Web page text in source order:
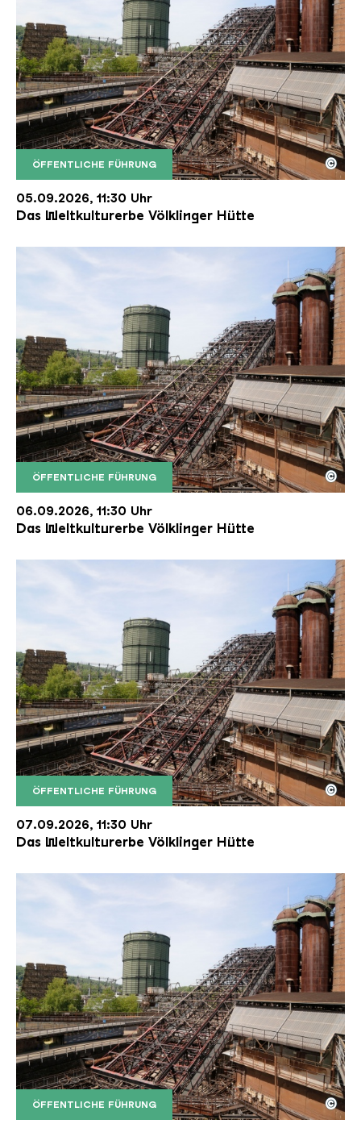
ÖFFENTLICHE FÜHRUNG
Der Erzschrägaufzug der Völklinger Hütte mit
Copyright: Weltkulturerbe Völklinger Hütte | Karl
©
05.09.2026, 11:30 Uhr
Das Weltkulturerbe Völklinger Hütte
ÖFFENTLICHE FÜHRUNG
Der Erzschrägaufzug der Völklinger Hütte mit
Copyright: Weltkulturerbe Völklinger Hütte | Karl
©
06.09.2026, 11:30 Uhr
Das Weltkulturerbe Völklinger Hütte
ÖFFENTLICHE FÜHRUNG
Der Erzschrägaufzug der Völklinger Hütte mit
Copyright: Weltkulturerbe Völklinger Hütte | Karl
©
07.09.2026, 11:30 Uhr
Das Weltkulturerbe Völklinger Hütte
ÖFFENTLICHE FÜHRUNG
Der Erzschrägaufzug der Völklinger Hütte mit
Copyright: Weltkulturerbe Völklinger Hütte | Karl
©